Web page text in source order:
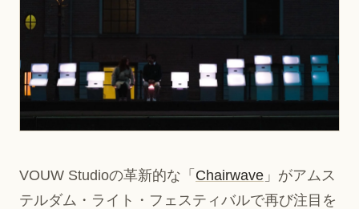
VOUW Studioの革新的な「 Chairwave 」がアムス
テルダム・ライト・フェスティバルで再び注目を